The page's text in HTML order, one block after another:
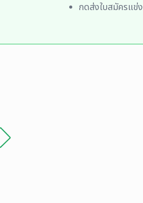
กดส่งใบสมัครแข่